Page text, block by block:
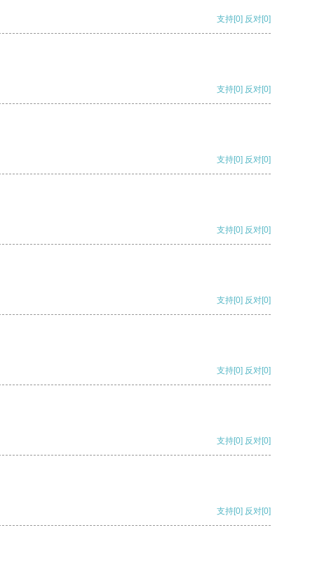
支持[0] 反对[0]
支持[0] 反对[0]
支持[0] 反对[0]
支持[0] 反对[0]
支持[0] 反对[0]
支持[0] 反对[0]
支持[0] 反对[0]
支持[0] 反对[0]